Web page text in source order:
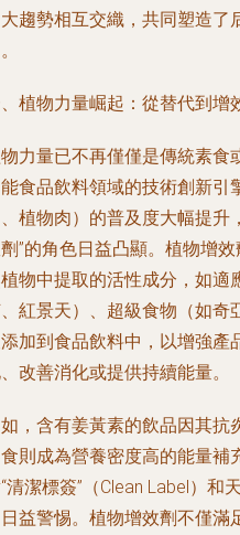
趨勢相互交織，共同塑造了
植物力量崛起：從替代到增
力量已不再僅僅是傳統素食
食品飲料領域的技術創新引
植物肉）的普及度大幅提升
”的角色日益凸顯。植物增
物中提取的活性成分，如適
紅景天）、超級食物（如奇
加到食品飲料中，以增強產
改善消化或提供持續能量。
，含有姜黃素的飲品因其抗
則成為營養密度高的能量補
清潔標簽”（Clean Label）
益警惕。植物增效劑不僅滿